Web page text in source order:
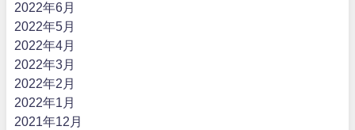
2022年6月
2022年5月
2022年4月
2022年3月
2022年2月
2022年1月
2021年12月